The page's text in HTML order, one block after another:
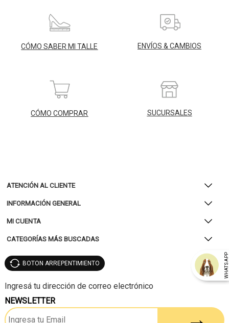
CÓMO SABER MI TALLE ENVÍOS & CAMBIOS
CÓMO COMPRAR SUCURSALES
ATENCIÓN AL CLIENTE
INFORMACIÓN GENERAL
MI CUENTA
CATEGORÍAS MÁS BUSCADAS
WHATSAPP
BOTON ARREPENTIMIENTO
NEWSLETTER